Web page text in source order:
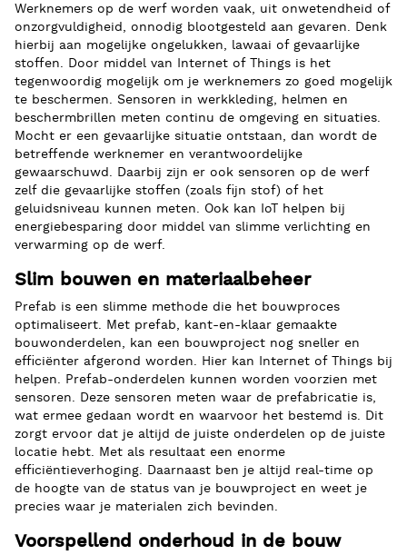
Werknemers op de werf worden vaak, uit onwetendheid of
onzorgvuldigheid, onnodig blootgesteld aan gevaren. Denk
hierbij aan mogelijke ongelukken, lawaai of gevaarlijke
stoffen. Door middel van Internet of Things is het
tegenwoordig mogelijk om je werknemers zo goed mogelijk
te beschermen. Sensoren in werkkleding, helmen en
beschermbrillen meten continu de omgeving en situaties.
Mocht er een gevaarlijke situatie ontstaan, dan wordt de
betreffende werknemer en verantwoordelijke
gewaarschuwd. Daarbij zijn er ook sensoren op de werf
zelf die gevaarlijke stoffen (zoals fijn stof) of het
geluidsniveau kunnen meten. Ook kan IoT helpen bij
energiebesparing door middel van slimme verlichting en
verwarming op de werf.
Slim bouwen en materiaalbeheer
Prefab is een slimme methode die het bouwproces
optimaliseert. Met prefab, kant-en-klaar gemaakte
bouwonderdelen, kan een bouwproject nog sneller en
efficiënter afgerond worden. Hier kan Internet of Things bij
helpen. Prefab-onderdelen kunnen worden voorzien met
sensoren. Deze sensoren meten waar de prefabricatie is,
wat ermee gedaan wordt en waarvoor het bestemd is. Dit
zorgt ervoor dat je altijd de juiste onderdelen op de juiste
locatie hebt. Met als resultaat een enorme
efficiëntieverhoging. Daarnaast ben je altijd real-time op
de hoogte van de status van je bouwproject en weet je
precies waar je materialen zich bevinden.
Voorspellend onderhoud in de bouw